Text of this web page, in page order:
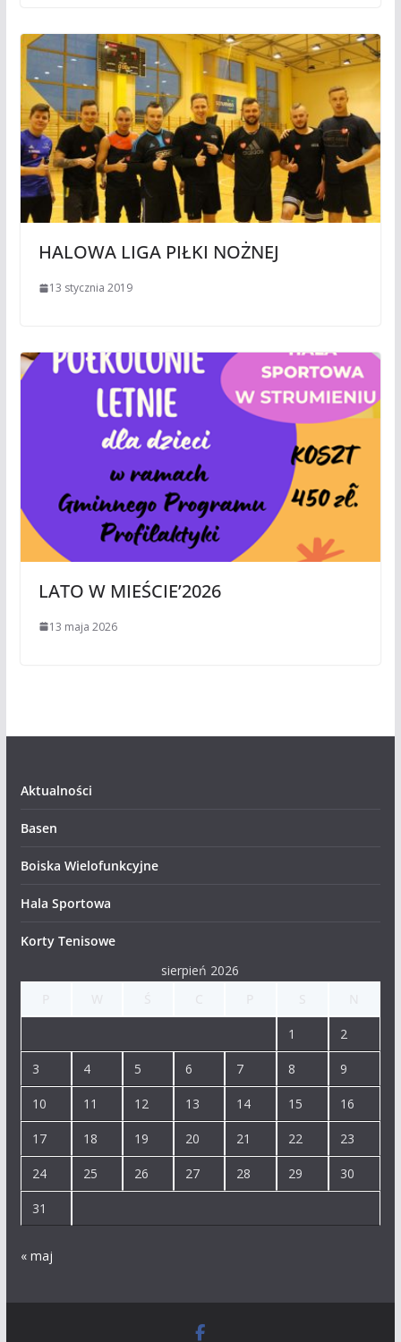
HALOWA LIGA PIŁKI NOŻNEJ
13 stycznia 2019
LATO W MIEŚCIE’2026
13 maja 2026
Aktualności
Basen
Boiska Wielofunkcyjne
Hala Sportowa
Korty Tenisowe
sierpień 2026
1 2
3 4 5 6 7 8 9
10 11 12 13 14 15 16
17 18 19 20 21 22 23
24 25 26 27 28 29 30
31
« maj